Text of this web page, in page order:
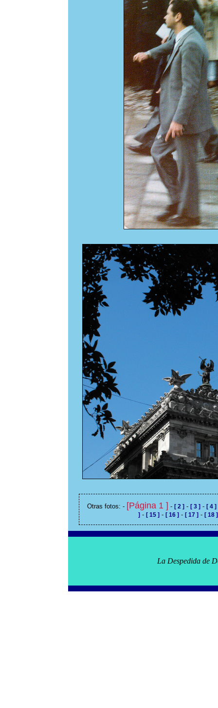
Otras fotos: - [Página 1 ] - [ 2 ]- [ 3 ]- [ 4 ]
] - [ 15 ] - [ 16 ] - [ 17 ] - [ 18 ]
La Despedida de